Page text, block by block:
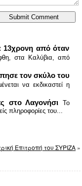
13χρονη από όταν
στα Καλύβια, από
τον σκύλο του
να εκδικαστεί η
στο Λαγονήσι
Το
πληροφορίες του...
Επιτροπή του ΣΥΡΙΖΑ »